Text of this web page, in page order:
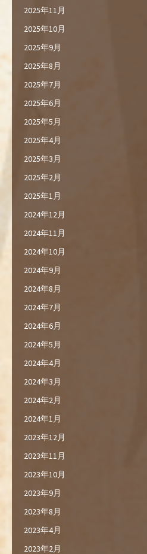
2025年11月
2025年10月
2025年9月
2025年8月
2025年7月
2025年6月
2025年5月
2025年4月
2025年3月
2025年2月
2025年1月
2024年12月
2024年11月
2024年10月
2024年9月
2024年8月
2024年7月
2024年6月
2024年5月
2024年4月
2024年3月
2024年2月
2024年1月
2023年12月
2023年11月
2023年10月
2023年9月
2023年8月
2023年4月
2023年2月